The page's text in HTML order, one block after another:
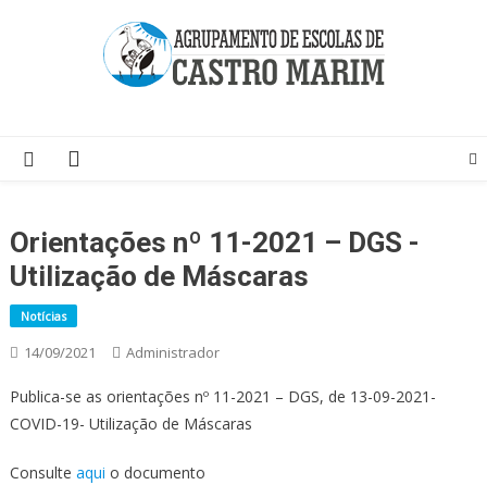
Orientações nº 11-2021 – DGS -
Utilização de Máscaras
Notícias
14/09/2021 Administrador
Publica-se as orientações nº 11-2021 – DGS, de 13-09-2021-
COVID-19- Utilização de Máscaras
Consulte aqui o documento